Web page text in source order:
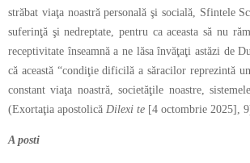
străbat viaţa noastră personală şi socială, Sfintele
suferinţă şi nedreptate, pentru ca aceasta să nu
receptivitate înseamnă a ne lăsa învăţaţi astăzi de
că această “condiţie dificilă a săracilor reprezintă
constant viaţa noastră, societăţile noastre,
(Exortaţia apostolică Dilexi te [4 octombrie 2025],
A posti